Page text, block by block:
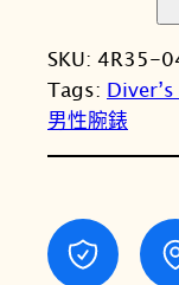
K
O
精
P
O
S
SKU: 4R35-
Tags:
男性腕錶